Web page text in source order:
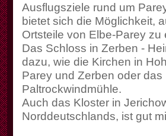
Ausflugsziele rund um
bietet sich die Möglichkeit,
Ortsteile von Elbe-Parey zu
Das Schloss in Zerben -
dazu, wie die Kirchen in
Parey und Zerben oder
Paltrockwindmühle.
Auch das Kloster in
Norddeutschlands, ist gut